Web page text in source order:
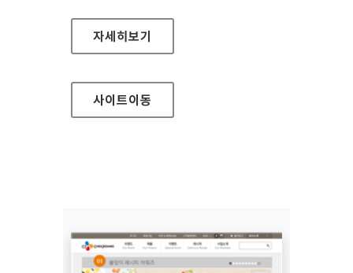
청소년기업가체험프로그램 홈페이지
자세히보기
사이트이동